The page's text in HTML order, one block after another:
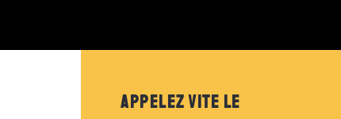
Appelez vite le